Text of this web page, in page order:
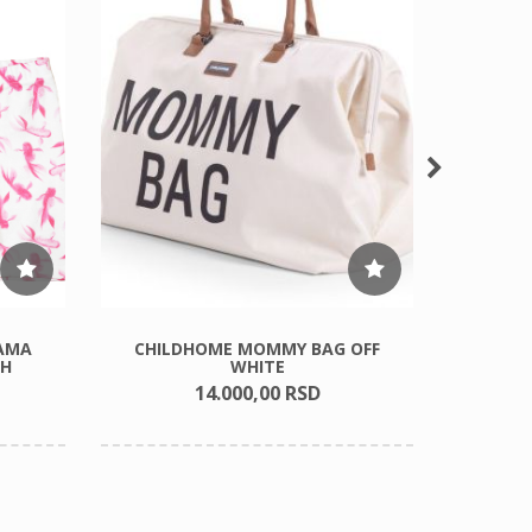
CHILDHOME MOMMY BAG OFF
WHITE
14.000,00 RSD